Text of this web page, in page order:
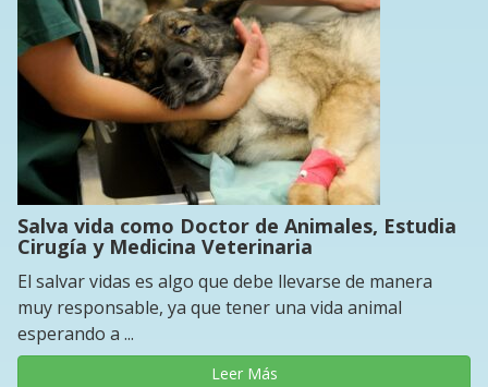
Salva vida como Doctor de Animales, Estudia
Cirugía y Medicina Veterinaria
El salvar vidas es algo que debe llevarse de manera
muy responsable, ya que tener una vida animal
esperando a ...
Leer Más